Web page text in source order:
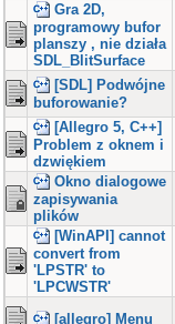
Gra 2D,
programowy bufor
planszy , nie działa
SDL_BlitSurface
[SDL] Podwójne
buforowanie?
[Allegro 5, C++]
Problem z oknem i
dzwiękiem
Okno dialogowe
zapisywania
plików
[WinAPI] cannot
convert from
'LPSTR' to
'LPCWSTR'
[allegro] Menu